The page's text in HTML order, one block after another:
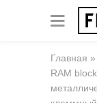
Главная »
RAM